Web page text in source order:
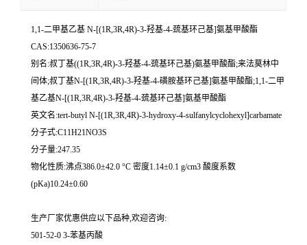
1,1-二甲基乙基 N-[(1R,3R,4R)-3-羟基-4-巯基环己基]氨基甲酸酯
CAS:1350636-75-7
别名:叔丁基((1R,3R,4R)-3-羟基-4-巯基环己基)氨基甲酸酯;来法莫林中
间体;叔丁基N-[(1R,3R,4R)-3-羟基-4-磺胺基环己基]氨基甲酸酯;1,1-二甲
基乙基N-[(1R,3R,4R)-3-羟基-4-巯基环己基]氨基甲酸酯
英文名:tert-butyl N-[(1R,3R,4R)-3-hydroxy-4-sulfanylcyclohexyl]carbamate
分子式:C11H21NO3S
分子量:247.35
物化性质:沸点386.0±42.0 °C 密度1.14±0.1 g/cm3 酸度系数
(pKa)10.24±0.60
生产厂家优惠供应以下品种,欢迎咨询:
501-52-0 3-苯基丙酸